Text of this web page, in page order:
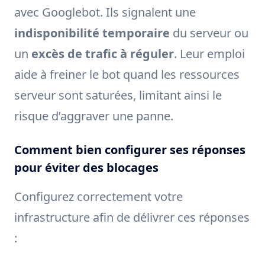
avec Googlebot. Ils signalent une
indisponibilité temporaire du serveur ou
un excès de trafic à réguler. Leur emploi
aide à freiner le bot quand les ressources
serveur sont saturées, limitant ainsi le
risque d’aggraver une panne.
Comment bien configurer ses réponses
pour éviter des blocages
Configurez correctement votre
infrastructure afin de délivrer ces réponses
: